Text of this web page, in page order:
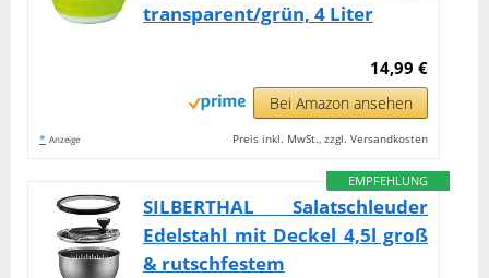
transparent/grün, 4 Liter
14,99 €
Bei Amazon ansehen
* Anzeige Preis inkl. MwSt., zzgl. Versandkosten
EMPFEHLUNG
SILBERTHAL Salatschleuder
Edelstahl mit Deckel 4,5l groß
& rutschfestem